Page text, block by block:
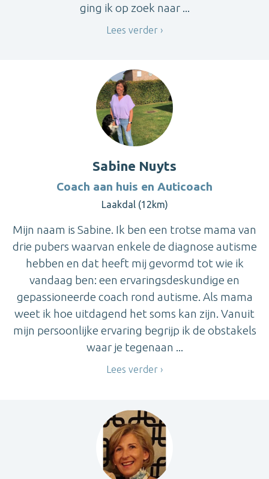
ging ik op zoek naar ...
Lees verder
Sabine Nuyts
Coach aan huis en Auticoach
Laakdal (12km)
Mijn naam is Sabine. Ik ben een trotse mama van
drie pubers waarvan enkele de diagnose autisme
hebben en dat heeft mij gevormd tot wie ik
vandaag ben: een ervaringsdeskundige en
gepassioneerde coach rond autisme. Als mama
weet ik hoe uitdagend het soms kan zijn. Vanuit
mijn persoonlijke ervaring begrijp ik de obstakels
waar je tegenaan ...
Lees verder